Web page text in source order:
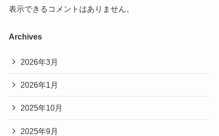
表示できるコメントはありません。
Archives
2026年3月
2026年1月
2025年10月
2025年9月